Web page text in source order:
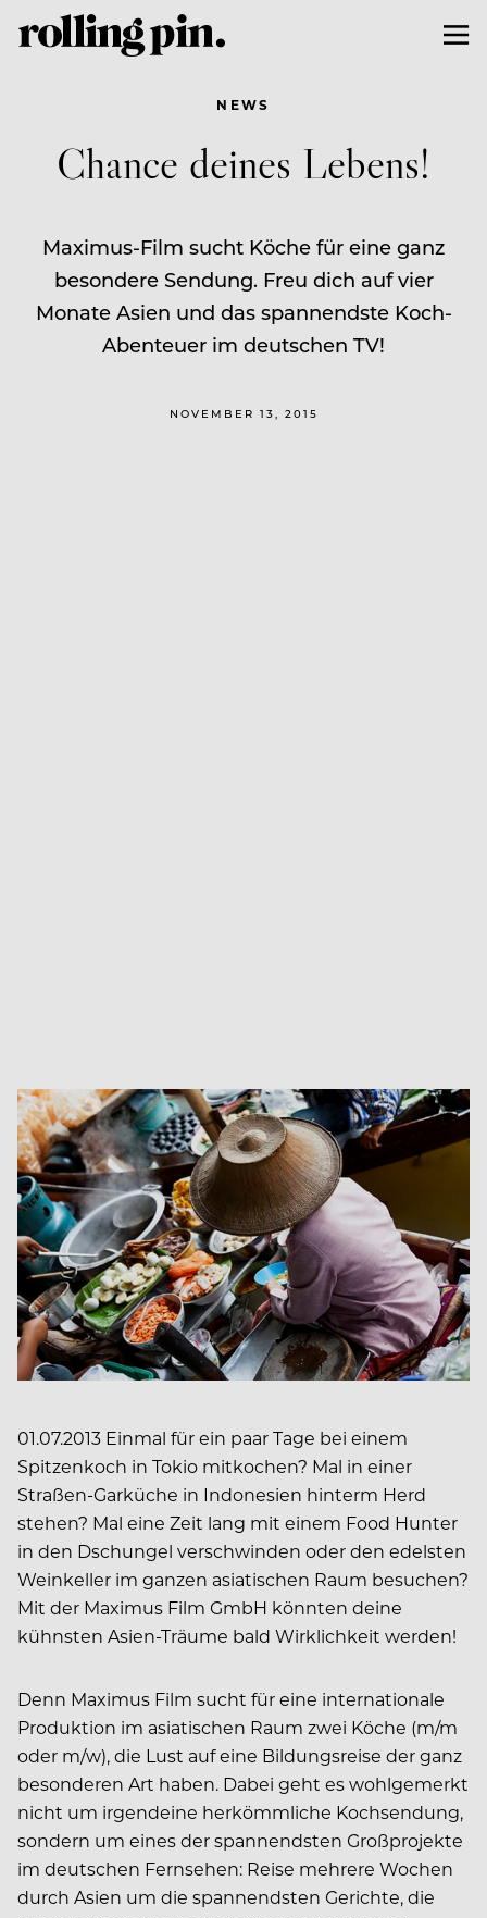
NEWS
Chance deines Lebens!
Maximus-Film sucht Köche für eine ganz
besondere Sendung. Freu dich auf vier
Monate Asien und das spannendste Koch-
Abenteuer im deutschen TV!
NOVEMBER 13, 2015
01.07.2013 Einmal für ein paar Tage bei einem
Spitzenkoch in Tokio mitkochen? Mal in einer
Straßen-Garküche in Indonesien hinterm Herd
stehen? Mal eine Zeit lang mit einem Food Hunter
in den Dschungel verschwinden oder den edelsten
Weinkeller im ganzen asiatischen Raum besuchen?
Mit der Maximus Film GmbH könnten deine
kühnsten Asien-Träume bald Wirklichkeit werden!
Denn Maximus Film sucht für eine internationale
Produktion im asiatischen Raum zwei Köche (m/m
oder m/w), die Lust auf eine Bildungsreise der ganz
besonderen Art haben. Dabei geht es wohlgemerkt
nicht um irgendeine herkömmliche Kochsendung,
sondern um eines der spannendsten Großprojekte
im deutschen Fernsehen: Reise mehrere Wochen
durch Asien um die spannendsten Gerichte, die